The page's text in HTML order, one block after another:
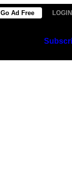
Go Ad Free